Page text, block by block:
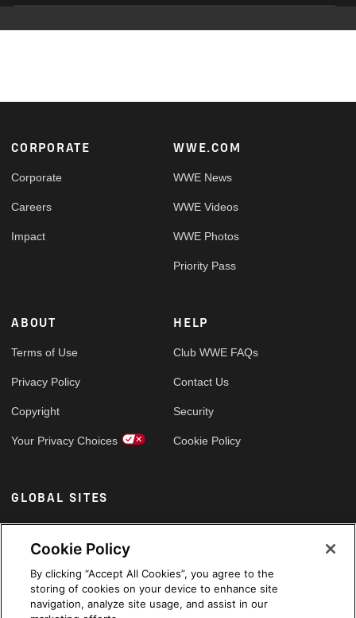
Footer
CORPORATE
Corporate
Careers
Impact
WWE.COM
WWE News
WWE Videos
WWE Photos
Priority Pass
ABOUT
Terms of Use
Privacy Policy
Copyright
Your Privacy Choices
HELP
Club WWE FAQs
Contact Us
Security
Cookie Policy
GLOBAL SITES
Arabic
Cookie Policy
By clicking “Accept All Cookies”, you agree to the
storing of cookies on your device to enhance site
navigation, analyze site usage, and assist in our